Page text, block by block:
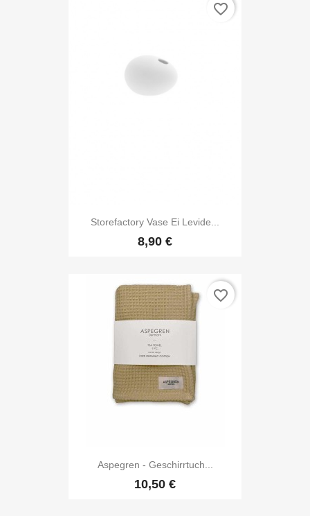
Storefactory Vase Ei Levide...
8,90 €
favorite_border
Aspegren - Geschirrtuch...
10,50 €
favorite_border